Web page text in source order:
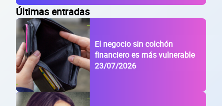
Últimas entradas
El negocio sin colchón
financiero es más vulnerable
23/07/2026